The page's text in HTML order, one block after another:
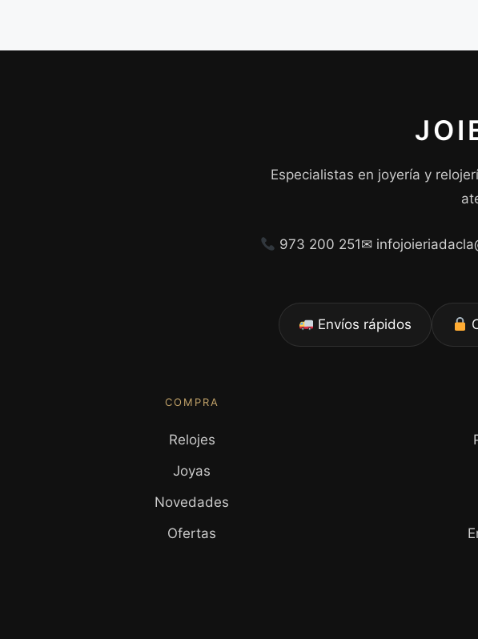
Especialistas en joyería y
973 200 251✉
Envíos rápidos
COMPRA
Relojes
Joyas
Novedades
Ofertas